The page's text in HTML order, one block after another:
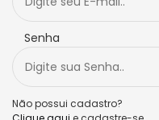
Senha
Não possui cadastro?